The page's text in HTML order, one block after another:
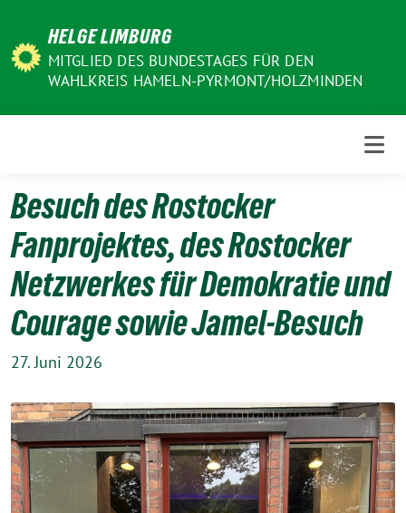
Inhalt
HELGE LIMBURG
MITGLIED DES BUNDESTAGES FÜR DEN
WAHLKREIS HAMELN-PYRMONT/HOLZMINDEN
Besuch des Rostocker
Fanprojektes, des Rostocker
Netzwerkes für Demokratie und
Courage sowie Jamel-Besuch
27. Juni 2026